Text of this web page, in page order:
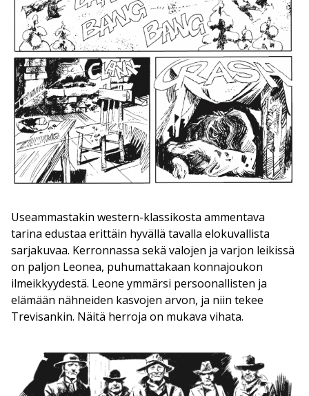
Useammastakin western-klassikosta ammentava
tarina edustaa erittäin hyvällä tavalla elokuvallista
sarjakuvaa. Kerronnassa sekä valojen ja varjon leikissä
on paljon Leonea, puhumattakaan konnajoukon
ilmeikkyydestä. Leone ymmärsi persoonallisten ja
elämään nähneiden kasvojen arvon, ja niin tekee
Trevisankin. Näitä herroja on mukava vihata.